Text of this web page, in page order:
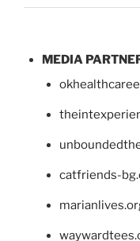
MEDIA
catfriends-